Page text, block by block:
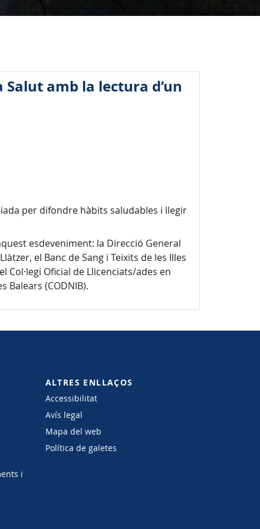
amb la lectura d’un
per difondre hàbits saludables i llegir
esdeveniment: la Direcció General
el Banc de Sang i Teixits de les Illes
Col·legi Oficial de Llicenciats/ades en
Balears (CODNIB).
i
ALTRES ENLLAÇOS
Accessibilitat
Avís legal
Mapa del web
Política de galetes